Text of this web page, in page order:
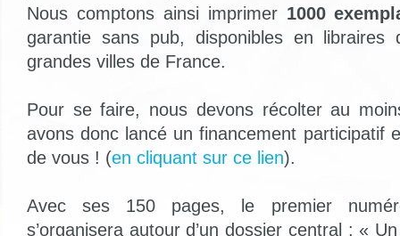
Nous comptons ainsi imprimer 1000
garantie sans pub, disponibles en libraires
grandes villes de France.
Pour se faire, nous devons récolter au
avons donc lancé un financement participatif
de vous ! (en cliquant sur ce lien).
Avec ses 150 pages, le premier
s’organisera autour d’un dossier central : «